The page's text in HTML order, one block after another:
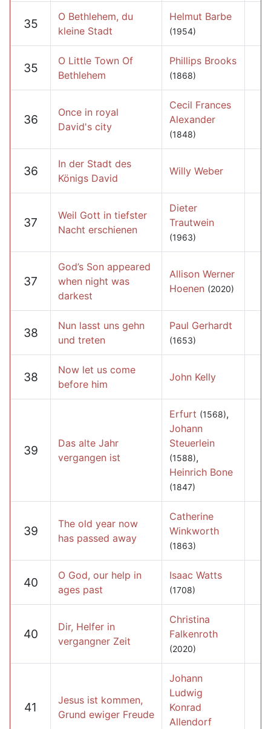
35
O Bethlehem, du
kleine Stadt
Helmut Barbe
(1954)
35
O Little Town Of
Bethlehem
Phillips Brooks
(1868)
36
Once in royal
David's city
Cecil Frances
Alexander
(1848)
36
In der Stadt des
Königs David
Willy Weber
37
Weil Gott in tiefster
Nacht erschienen
Dieter
Trautwein
(1963)
37
God’s Son appeared
when night was
darkest
Allison Werner
Hoenen (2020)
38
Nun lasst uns gehn
und treten
Paul Gerhardt
(1653)
38
Now let us come
before him
John Kelly
39
Das alte Jahr
vergangen ist
Erfurt (1568),
Johann
Steuerlein
(1588),
Heinrich Bone
(1847)
39
The old year now
has passed away
Catherine
Winkworth
(1863)
40
O God, our help in
ages past
Isaac Watts
(1708)
40
Dir, Helfer in
vergangner Zeit
Christina
Falkenroth
(2020)
41
Jesus ist kommen,
Grund ewiger Freude
Johann
Ludwig
Konrad
Allendorf